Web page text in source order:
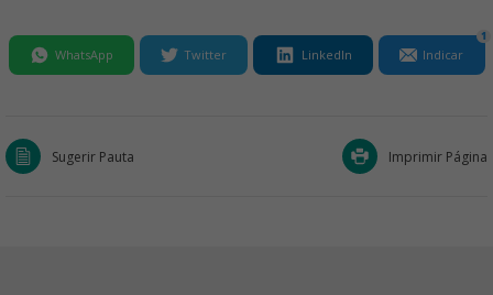
WhatsApp Twitter LinkedIn Indicar
1
Sugerir Pauta Imprimir Página